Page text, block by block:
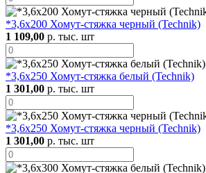
*3,6х200 Хомут-стяжка черный (Technik)
1 109,00 р. тыс. шт
*3,6х250 Хомут-стяжка белый (Technik)
1 301,00 р. тыс. шт
*3,6х250 Хомут-стяжка черный (Technik)
1 301,00 р. тыс. шт